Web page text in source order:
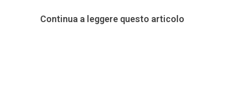
Continua a leggere questo articolo